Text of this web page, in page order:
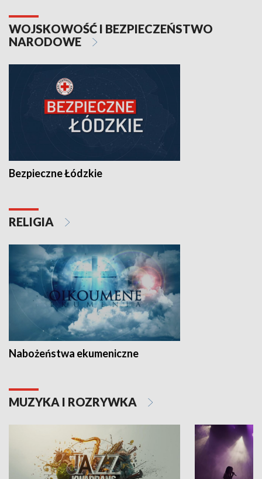
WOJSKOWOŚĆ I BEZPIECZEŃSTWO
NARODOWE
Bezpieczne Łódzkie
RELIGIA
Nabożeństwa ekumeniczne
MUZYKA I ROZRYWKA